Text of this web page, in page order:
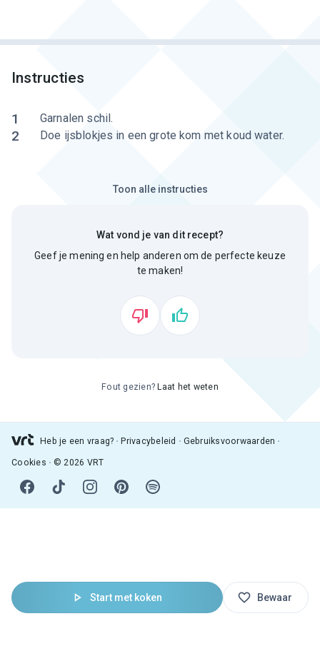
Start met koken Bewaar
Instructies
1 Garnalen schil.
2 Doe ijsblokjes in een grote kom met koud water.
Toon alle instructies
Wat vond je van dit recept?
Geef je mening en help anderen om de perfecte keuze
te maken!
Fout gezien? Laat het weten
Heb je een vraag? Privacybeleid Gebruiksvoorwaarden
Cookies © 2026 VRT